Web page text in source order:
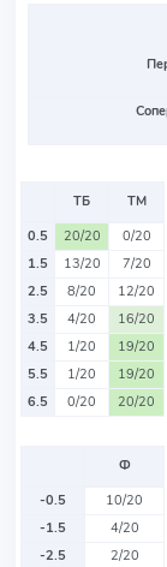
ТБ
ТМ
0.5
20/20
0/20
1.5
13/20
7/20
2.5
8/20
12/20
3.5
4/20
16/20
4.5
1/20
19/20
5.5
1/20
19/20
6.5
0/20 20/20
Ф
-0.5
10/20
-1.5
4/20
-2.5
2/20